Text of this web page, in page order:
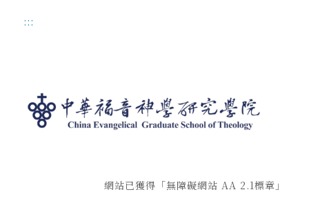
:::
網站已獲得「無障礙網站 AA 2.1標章」